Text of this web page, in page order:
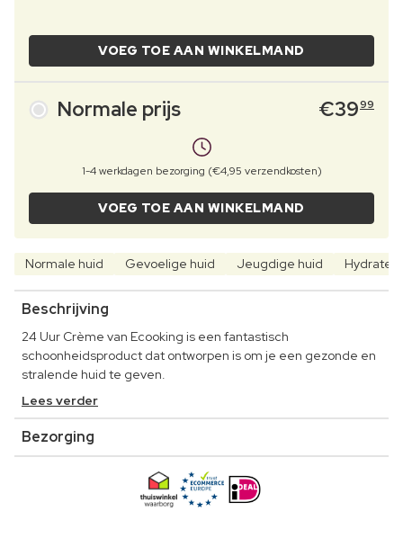
VOEG TOE AAN WINKELMAND
Normale prijs €3999
1-4 werkdagen bezorging (€4,95 verzendkosten)
VOEG TOE AAN WINKELMAND
Normale huid Gevoelige huid Jeugdige huid
Beschrijving
24 Uur Crème van Ecooking is een fantastisch
schoonheidsproduct dat ontworpen is om je een gezonde en
stralende huid te geven.
Lees verder
Bezorging